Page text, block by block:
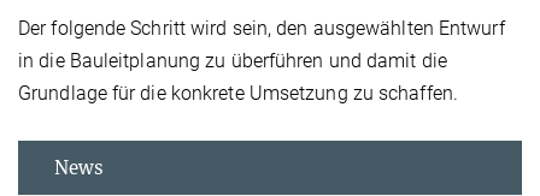
Der folgende Schritt wird sein, den ausgewählten Entwurf
in die Bauleitplanung zu überführen und damit die
Grundlage für die konkrete Umsetzung zu schaffen.
News